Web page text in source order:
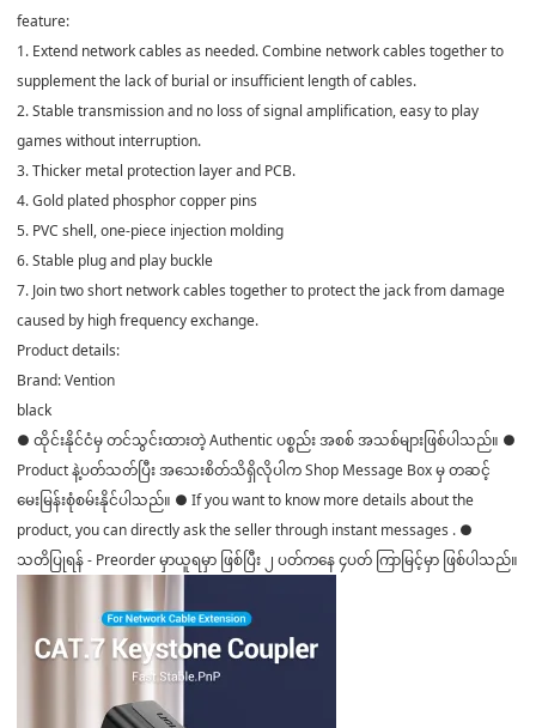
feature:
1. Extend network cables as needed. Combine network cables together to
supplement the lack of burial or insufficient length of cables.
2. Stable transmission and no loss of signal amplification, easy to play
games without interruption.
3. Thicker metal protection layer and PCB.
4. Gold plated phosphor copper pins
5. PVC shell, one-piece injection molding
6. Stable plug and play buckle
7. Join two short network cables together to protect the jack from damage
caused by high frequency exchange.
Product details:
Brand: Vention
black
● ထိုင်းနိုင်ငံမှ တင်သွင်းထားတဲ့ Authentic ပစ္စည်း အစစ် အသစ်များဖြစ်ပါသည်။ ●
Product နဲ့ပတ်သတ်ပြီး အသေးစိတ်သိရှိလိုပါက Shop Message Box မှ တဆင့်
မေးမြန်းစုံစမ်းနိုင်ပါသည်။ ● If you want to know more details about the
product, you can directly ask the seller through instant messages . ●
သတိပြုရန် - Preorder မှာယူရမှာ ဖြစ်ပြီး ၂ ပတ်ကနေ ၄ပတ် ကြာမြင့်မှာ ဖြစ်ပါသည်။